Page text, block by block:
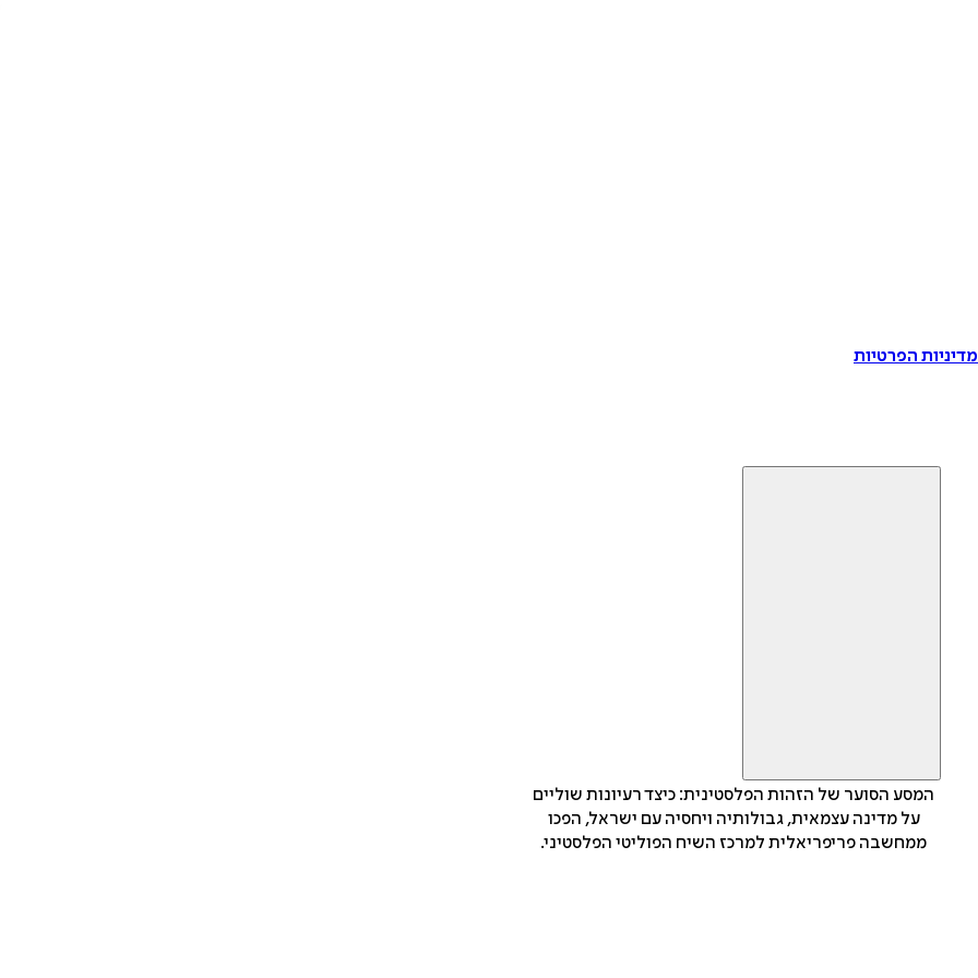
הפרטיות
המסע הסוער של הזהות הפלסטינית: כיצד רעיונות שוליים
על מדינה עצמאית, גבולותיה ויחסיה עם ישראל, הפכו
ממחשבה פריפריאלית למרכז השיח הפוליטי הפלסטיני.